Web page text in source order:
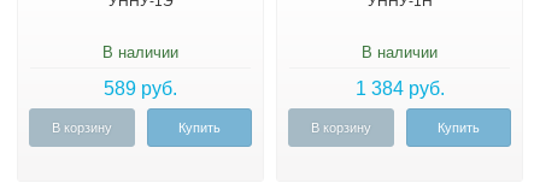
В наличии
589 руб.
В корзину Купить
В наличии
1 384 руб.
В корзину Купить